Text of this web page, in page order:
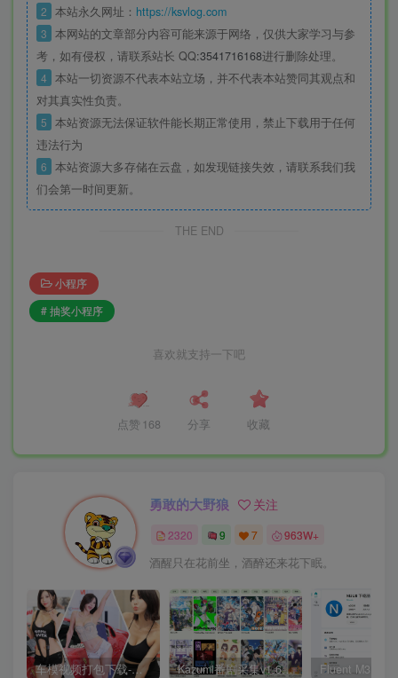
2 本站永久网址： https://ksvlog.com
3 本网站的文章部分内容可能来源于网络，仅供大家学习与参
考，如有侵权，请联系站长 QQ:3541716168进行删除处理。
4 本站一切资源不代表本站立场，并不代表本站赞同其观点和
对其真实性负责。
5 本站资源无法保证软件能长期正常使用，禁止下载用于任何
违法行为
6 本站资源大多存储在云盘，如发现链接失效，请联系我们我
们会第一时间更新。
THE END
小程序
# 抽奖小程序
喜欢就支持一下吧
点赞 168 分享 收藏
勇敢的大野狼 关注
2320 9 7 963W+
酒醒只在花前坐，酒醉还来花下眠。
车模视频打包下载-高清无水印版 Kazumi番剧采集v1.6.9：支持自定义规则+在线观看+弹幕，跨平台下载